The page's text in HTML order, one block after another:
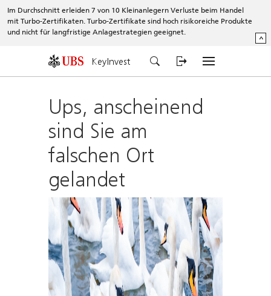
Im Durchschnitt erleiden 7 von 10 Kleinanlegern Verluste beim Handel
mit Turbo-Zertifikaten. Turbo-Zertifikate sind hoch risikoreiche Produkte
und nicht für langfristige Anlagestrategien geeignet.
^
KeyInvest
Ups, anscheinend
sind Sie am
falschen Ort
gelandet